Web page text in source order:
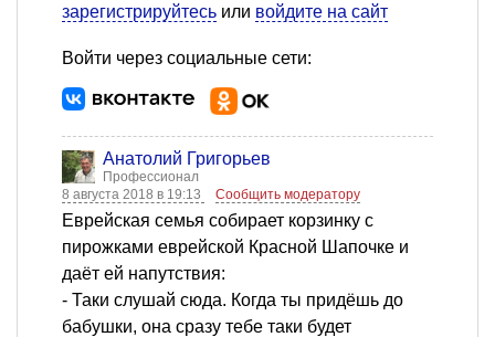
зарегистрируйтесь или войдите на сайт
Войти через социальные сети:
Анатолий Григорьев
Профессионал
8 августа 2018 в 19:13
Сообщить модератору
Еврейская семья собирает корзинку с
пирожками еврейской Красной Шапочке и
даёт ей напутствия:
- Таки слушай сюда. Когда ты придёшь до
бабушки, она сразу тебе таки будет